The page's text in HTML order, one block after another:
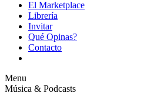
El Marketplace
Librería
Invitar
Qué Opinas?
Contacto
Menu
Música & Podcasts